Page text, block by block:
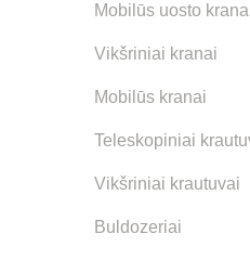
Mobilūs uosto
Vikšriniai kranai
Mobilūs kranai
Teleskopiniai
Vikšriniai krautuvai
Buldozeriai